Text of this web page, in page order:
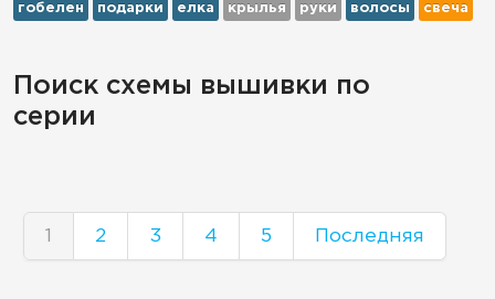
гобелен подарки елка крылья руки волосы свеча
Поиск схемы вышивки по
серии
1 2 3 4 5 Последняя